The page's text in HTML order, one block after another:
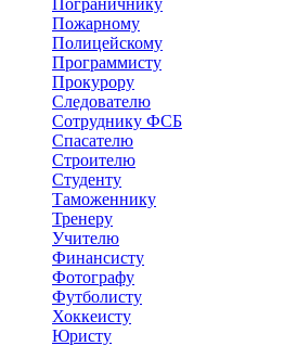
Пограничнику
Пожарному
Полицейскому
Программисту
Прокурору
Следователю
Сотруднику ФСБ
Спасателю
Строителю
Студенту
Таможеннику
Тренеру
Учителю
Финансисту
Фотографу
Футболисту
Хоккеисту
Юристу